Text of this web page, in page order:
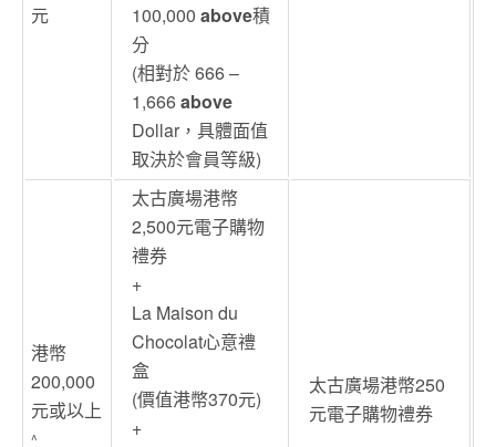
元
100,000 above積
分
(相對於 666 –
1,666above
Dollar，具體面值
取決於會員等級)
港幣
200,000
元或以上
^
太古廣場港幣
2,500元電子購物
禮券
+
La Maison du
Chocolat心意禮
盒
(價值港幣370元)
+
太古廣場港幣250
元電子購物禮券